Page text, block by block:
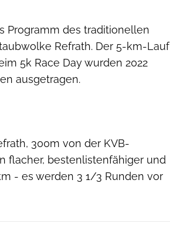
Programm des traditionellen
Refrath. Der 5-km-Lauf
5k Race Day wurden 2022
ausgetragen.
300m von der KVB-
flacher, bestenlistenfähiger und
- es werden 3 1/3 Runden vor